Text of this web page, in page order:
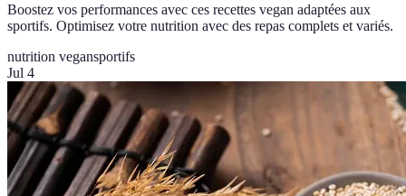
Boostez vos performances avec ces recettes vegan adaptées aux
sportifs. Optimisez votre nutrition avec des repas complets et variés.
nutrition vegansportifs
Jul 4